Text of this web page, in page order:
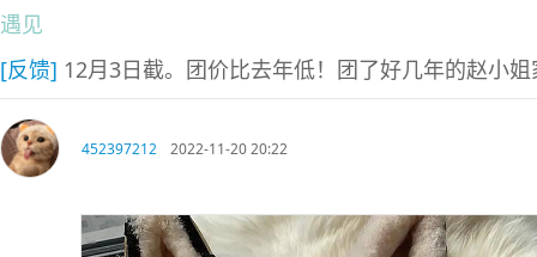
遇见
[反馈] 12月3日截。团价比去年低！团了好几年的赵小
452397212 2022-11-20 20:22